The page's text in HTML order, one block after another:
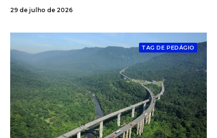
29 de julho de 2026
TAG DE PEDÁGIO